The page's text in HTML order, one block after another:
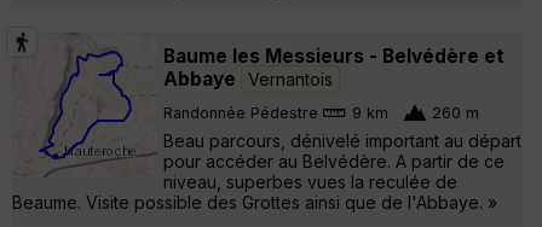
Baume les Messieurs - Belvédère et
Abbaye
Vernantois
Randonnée Pédestre 9 km 260 m
Beau parcours, dénivelé important au départ
pour accéder au Belvédère. A partir de ce
niveau, superbes vues la reculée de
Beaume. Visite possible des Grottes ainsi que de l'Abbaye. »